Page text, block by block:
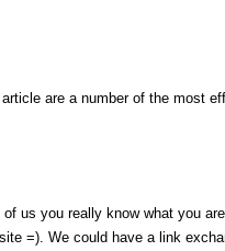
are a number of the most
us you really know what you
=). We could have a link